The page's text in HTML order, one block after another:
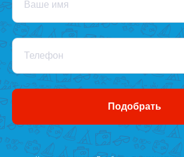
Ваше имя
Телефон
Подобрать